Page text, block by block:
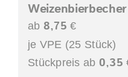
ab 8,75 €
je VPE (25 Stück)
Stückpreis ab 0,35